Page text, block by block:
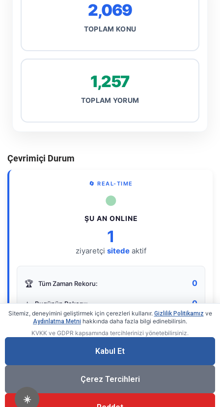
☀️
2,069
TOPLAM KONU
1,257
TOPLAM YORUM
Çevrimiçi Durum
🔄 REAL-TIME
●
ŞU AN ONLINE
1
ziyaretçi sitede aktif
🏆 Tüm Zaman Rekoru: 0
⭐ Bugünün Rekoru: 0
Gerçek zamanlı sayaç
Sitemiz, deneyimini geliştirmek için çerezleri kullanır. Gizlilik Politikamız ve
Aydınlatma Metni hakkında daha fazla bilgi edinebilirsin.
KVKK ve GDPR kapsamında tercihlerinizi yönetebilirsiniz.
Kabul Et
Çerez Tercihleri